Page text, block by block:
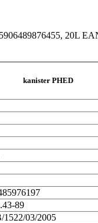
20L
kanister PHED
89
03/2005